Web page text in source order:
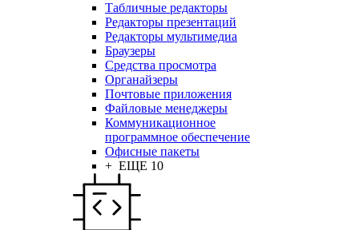
Табличные редакторы
Редакторы презентаций
Редакторы мультимедиа
Браузеры
Средства просмотра
Органайзеры
Почтовые приложения
Файловые менеджеры
Коммуникационное
программное обеспечение
Офисные пакеты
+ ЕЩЕ 10